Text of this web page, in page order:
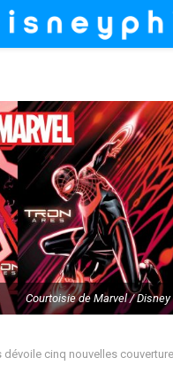
Courtoisie de Marvel / Disney
dévoile cinq nouvelles